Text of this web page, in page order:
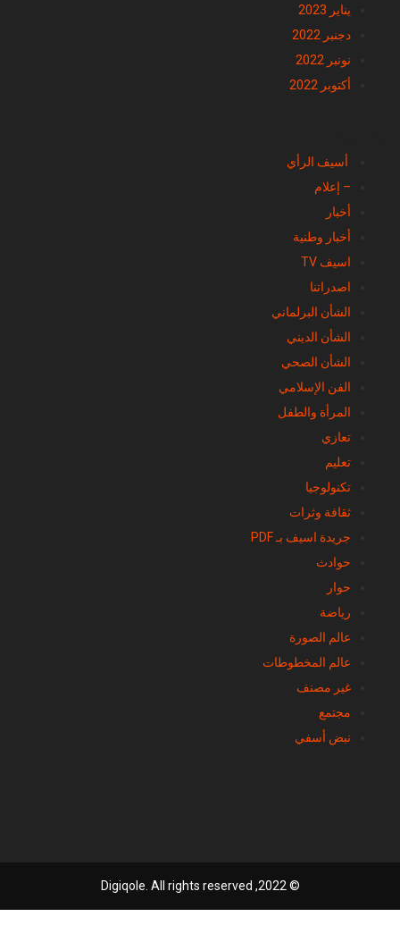
يناير 2023
دجنبر 2022
نونبر 2022
أكتوبر 2022
أسيف الرأي
– إعلام
أخبار
أخبار وطنية
اسيف TV
اصدراتنا
الشأن البرلماني
الشأن الديني
الشأن الصحي
الفن الإسلامي
المرأة والطفل
تعازي
تعليم
تكنولوجيا
ثقافة وثرات
جريدة اسيف بـ PDF
حوادث
حوار
رياضة
عالم الصورة
عالم المخطوطات
غير مصنف
مجتمع
نبض أسفي
© 2022, Digiqole. All rights reserved